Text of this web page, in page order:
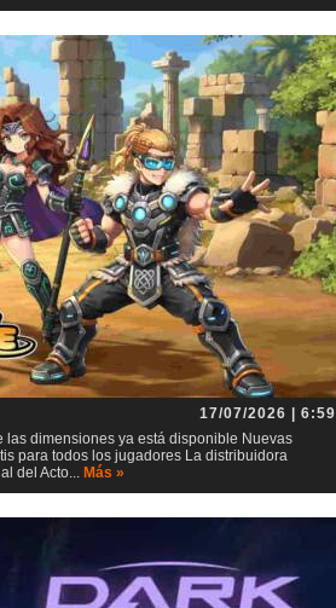
17/07/2026 | 6:59
las dimensiones ya está disponible Nuevas
para todos los jugadores La distribuidora
del Acto... Más »